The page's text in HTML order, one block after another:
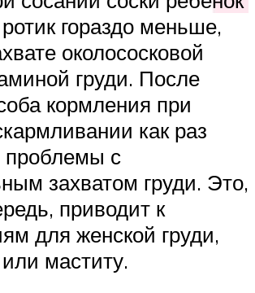
гораздо меньше,
околососковой
груди. После
кормления при
как раз
проблемы с
захватом груди. Это,
приводит к
для женской груди,
маститу.